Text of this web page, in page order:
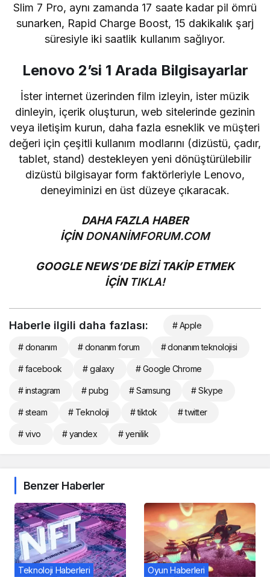
Slim 7 Pro, aynı zamanda 17 saate kadar pil ömrü
sunarken, Rapid Charge Boost, 15 dakikalık şarj
süresiyle iki saatlik kullanım sağlıyor.
Lenovo 2’si 1 Arada Bilgisayarlar
İster internet üzerinden film izleyin, ister müzik
dinleyin, içerik oluşturun, web sitelerinde gezinin
veya iletişim kurun, daha fazla esneklik ve müşteri
değeri için çeşitli kullanım modlarını (dizüstü, çadır,
tablet, stand) destekleyen yeni dönüştürülebilir
dizüstü bilgisayar form faktörleriyle Lenovo,
deneyiminizi en üst düzeye çıkaracak.
DAHA FAZLA HABER
İÇİNDONANİMFORUM.COM
GOOGLE NEWS’DE BİZİ TAKİP ETMEK
İÇİN TIKLA!
Haberle ilgili daha fazlası: # Apple
# donanım # donanım forum # donanım teknolojisi
# facebook # galaxy # Google Chrome
# instagram # pubg # Samsung # Skype
# steam # Teknoloji # tiktok # twitter
# vivo # yandex # yenilik
Benzer Haberler
Teknoloji Haberleri Oyun Haberleri